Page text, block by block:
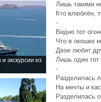
экскурсии из
Лишь такими
Кто влюблён,
-
Видно тот
Что в окошке
Двое любят
Лишь один тот
-
Разделилась
На мечты и
Разделилась